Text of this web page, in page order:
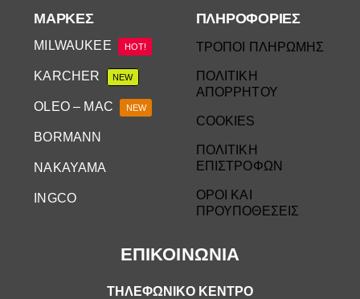
ΕΠΙΚΟΙΝΩΝΙΑ
ΤΗΛΕΦΩΝΙΚΟ ΚΕΝΤΡΟ
ΜΆΡΚΕΣ
MILWAUKEE HOT!
KARCHER NEW
OLEO – MAC NEW
BORMANN
NAKAYAMA
INGCO
ΠΛΗΡΟΦΟΡΙΕΣ
ΤΡΟΠΟΙ ΠΛΗΡΩΜΗΣ
ΠΟΛΙΤΙΚΗ
ΑΠΟΡΡΗΤΟΥ
COOKIES
ΠΟΛΙΤΙΚΗ
ΕΠΙΣΤΡΟΦΩΝ
ΟΡΟΙ ΚΑΙ
ΠΡΟΥΠΟΘΕΣΕΙΣ